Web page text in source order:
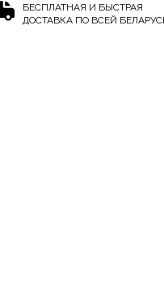
БЕСПЛАТНАЯ И БЫСТРАЯ
ДОСТАВКА ПО ВСЕЙ